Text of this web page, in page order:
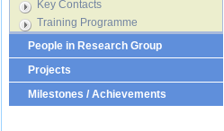
Key Contacts
Training Programme
People in Research Group
Projects
Milestones / Achievements